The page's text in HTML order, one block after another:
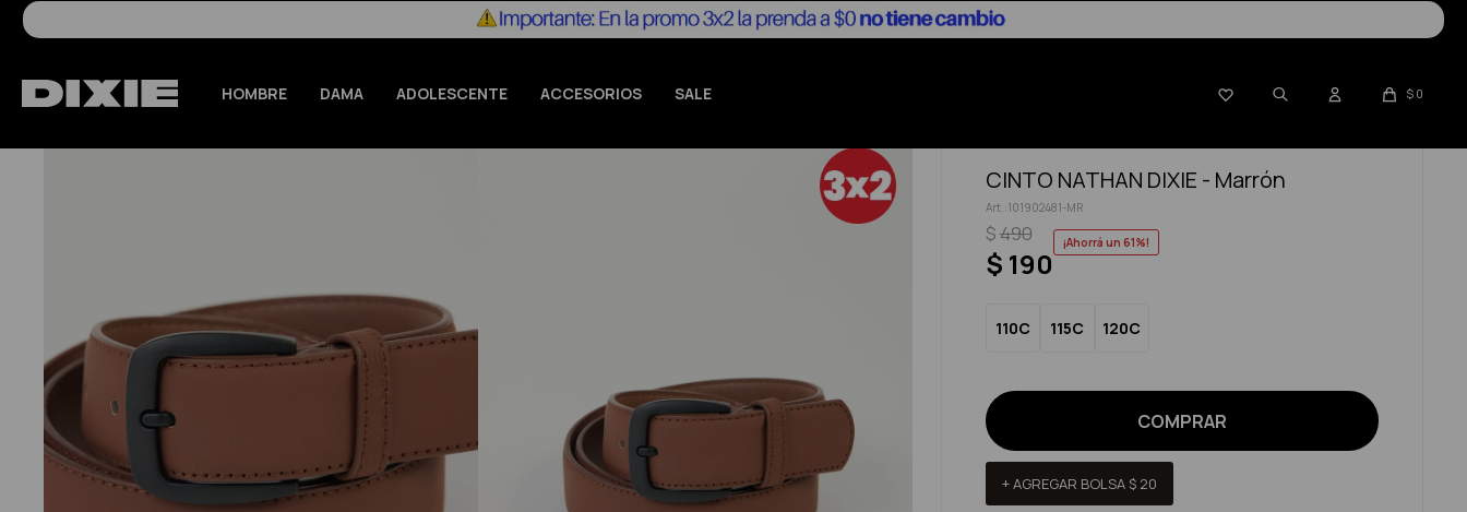
HOMBRE DAMA ADOLESCENTE ACCESORIOS SALE  $ 0
CINTO NATHAN DIXIE - Marrón
101902481-MR
$ 190
$490 61
110C 115C 120C
COMPRAR
+ AGREGAR BOLSA$ 20